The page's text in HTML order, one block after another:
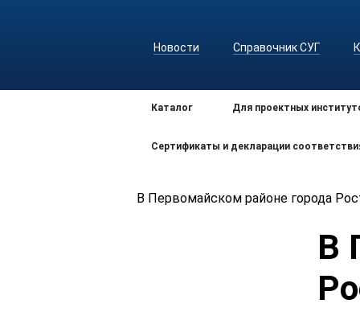
Новости Справочник СУГ
Каталог Для проектных
Сертификаты и декларации
В Первомайском районе города
В